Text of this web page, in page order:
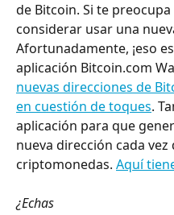
de Bitcoin. Si te
considerar usar una
Afortunadamente, ¡eso
aplicación Bitcoin.com
nuevas direcciones de
en cuestión de toques.
aplicación para que
nueva dirección cada
criptomonedas. Aquí
¿Echas